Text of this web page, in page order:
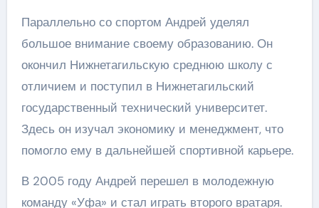
Параллельно со спортом Андрей уделял
большое внимание своему образованию. Он
окончил Нижнетагильскую среднюю школу с
отличием и поступил в Нижнетагильский
государственный технический университет.
Здесь он изучал экономику и менеджмент, что
помогло ему в дальнейшей спортивной карьере.
В 2005 году Андрей перешел в молодежную
команду «Уфа» и стал играть второго вратаря.